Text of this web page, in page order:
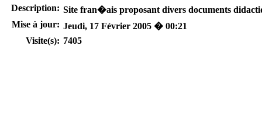
Description: Site fran�ais proposant divers documents
Mise à jour: Jeudi, 17 Février 2005 � 00:21
Visite(s): 7405